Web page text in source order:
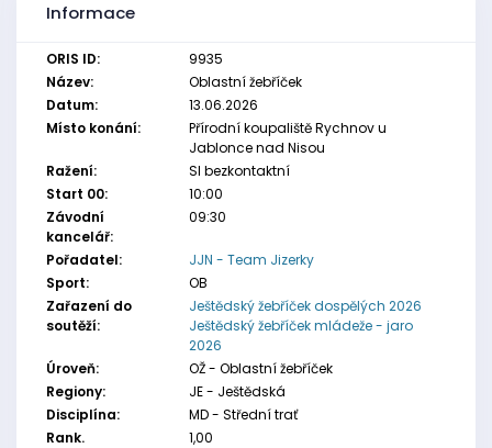
Informace
ORIS ID:
9935
Název:
Oblastní žebříček
Datum:
13.06.2026
Místo konání:
Přírodní koupaliště Rychnov u
Jablonce nad Nisou
Ražení:
SI bezkontaktní
Start 00:
10:00
Závodní
kancelář:
09:30
Pořadatel:
JJN - Team Jizerky
Sport:
OB
Zařazení do
soutěží:
Ještědský žebříček dospělých 2026
Ještědský žebříček mládeže - jaro
2026
Úroveň:
OŽ - Oblastní žebříček
Regiony:
JE - Ještědská
Disciplína:
MD - Střední trať
Rank.
1,00